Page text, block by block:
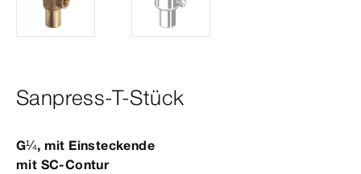
Sanpress-T-Stück
G¼, mit Einsteckende
mit SC‑Contur